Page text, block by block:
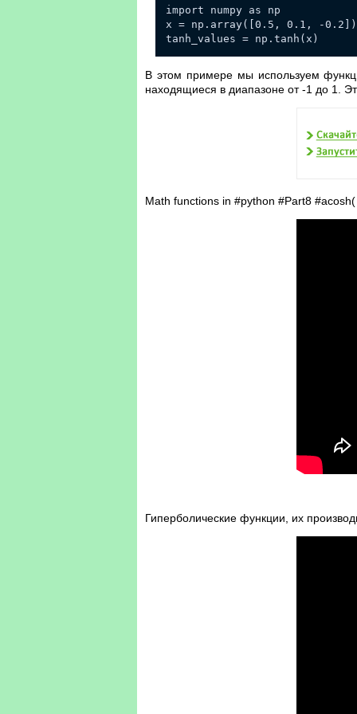
import numpy as np
x = np.array([0.5, 0.1, -0.2])
tanh_values = np.tanh(x)
В этом примере мы используем
находящиеся в диапазоне от -1 до 1.
Math functions in #python #Part8
Гиперболические функции, их